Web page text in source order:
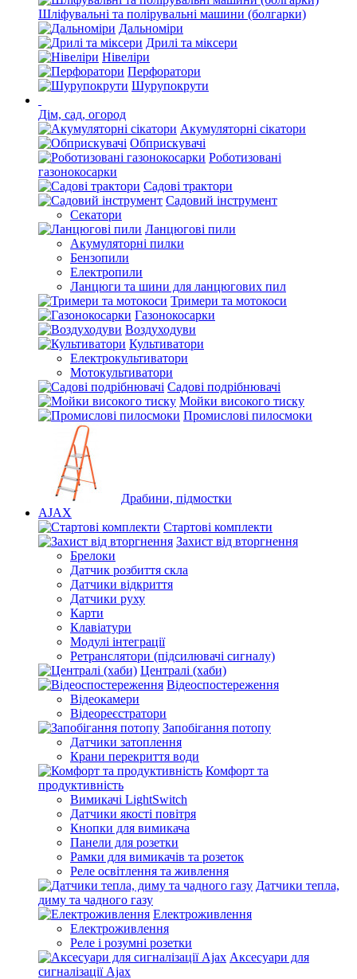
Шліфувальні та полірувальні машини (болгарки)
Дальноміри
Дрилі та міксери
Нівеліри
Перфоратори
Шурупокрути
Дім, сад, огород
Акумуляторні сікатори
Обприскувачі
Роботизовані
газонокосарки
Садові трактори
Садовий інструмент
Секатори
Ланцюгові пили
Акумуляторні пилки
Бензопили
Електропили
Ланцюги та шини для ланцюгових пил
Тримери та мотокоси
Газонокосарки
Воздуходуви
Культиватори
Електрокультиватори
Мотокультиватори
Садові подрібнювачі
Мойки високого тиску
Промислові пилосмоки
Драбини, підмостки
AJAX
Стартові комплекти
Захист від вторгнення
Брелоки
Датчик розбиття скла
Датчики відкриття
Датчики руху
Карти
Клавіатури
Модулі інтеграції
Ретранслятори (підсилювачі сигналу)
Централі (хаби)
Відеоспостереження
Відеокамери
Відеореєстратори
Запобігання потопу
Датчики затоплення
Крани перекриття води
Комфорт та
продуктивність
Вимикачі LightSwitch
Датчики якості повітря
Кнопки для вимикача
Панели для розетки
Рамки для вимикачів та розеток
Реле освітлення та живлення
Датчики тепла,
диму та чадного газу
Електроживлення
Електроживлення
Реле і розумні розетки
Аксесуари для
сигналізації Ajax